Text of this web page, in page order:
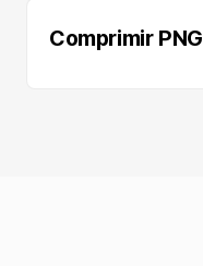
Comprimir PNG